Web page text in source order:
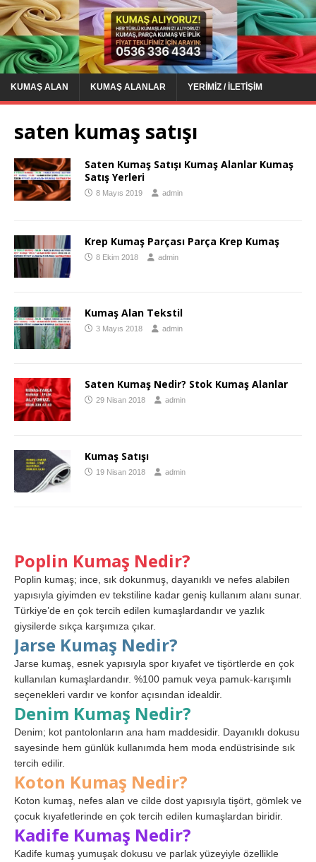
KUMAŞ ALAN KUMAŞ ALANLAR YERIMIZ / İLETIŞIM
saten kumaş satışı
Saten Kumaş Satışı Kumaş Alanlar Kumaş
Satış Yerleri
8 Mayıs 2019 admin
Krep Kumaş Parçası Parça Krep Kumaş
8 Ekim 2018 admin
Kumaş Alan Tekstil
3 Mayıs 2018 admin
Saten Kumaş Nedir? Stok Kumaş Alanlar
29 Nisan 2018 admin
Kumaş Satışı
19 Nisan 2018 admin
Poplin Kumaş Nedir?
Poplin kumaş; ince, sık dokunmuş, dayanıklı ve nefes alabilen
yapısıyla giyimden ev tekstiline kadar geniş kullanım alanı sunar.
Türkiye’de en çok tercih edilen kumaşlardandır ve yazlık
giysilerde sıkça karşımıza çıkar.
Jarse Kumaş Nedir?
Jarse kumaş, esnek yapısıyla spor kıyafet ve tişörtlerde en çok
kullanılan kumaşlardandır. %100 pamuk veya pamuk-karışımlı
seçenekleri vardır ve konfor açısından idealdir.
Denim Kumaş Nedir?
Denim; kot pantolonların ana ham maddesidir. Dayanıklı dokusu
sayesinde hem günlük kullanımda hem moda endüstrisinde sık
tercih edilir.
Koton Kumaş Nedir?
Koton kumaş, nefes alan ve cilde dost yapısıyla tişört, gömlek ve
çocuk kıyafetlerinde en çok tercih edilen kumaşlardan biridir.
Kadife Kumaş Nedir?
Kadife kumaş yumuşak dokusu ve parlak yüzeyiyle özellikle